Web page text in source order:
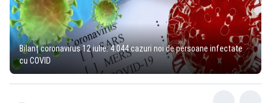
Bilanț coronavirus 12 iulie: 4.044 cazuri noi de persoane infectate
cu COVID